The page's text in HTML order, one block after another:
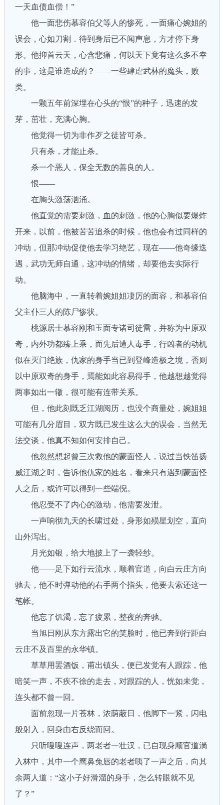
一天血债血偿！”
他一面悲伤慕容伯父等人的惨死，一面痛心婉姐的
误会，心如刀割．待到身后已不闻声息，方才停下身
形。他抑首云天，心含悲痛，何以天下竟有这么多不幸
的事，这是谁造成的？——一些肆虐武林的魔头，败
类。
一颗五年前深埋在心头的“恨”的种子，迅速的发
芽，茁壮，充满心胸。
他觉得一切为非作歹之徒皆可杀。
只有杀，才能止杀。
杀一个恶人，保全无数的善良的人。
恨——
在胸头激荡汹涌。
他直觉的需要刺激，血的刺激，他的心胸似要爆炸
开来，以前，他被苦苦追杀的时候，他也会有过同样的
冲动，但那冲动促使他去学习绝艺，现在——他奇缘迭
遇，武功无师自通，这冲动的情绪，却要他去实际行
动。
他脑海中，一直转着婉姐姐凄厉的面容，和慕容伯
父主仆三人的陈尸惨状。
桃源居士慕容刚和玉面专诸司徒雷，并称为中原双
奇，内外功都臻上乘，而先后遭人毒手，行凶者的动机
似在灭门绝族，仇家的身手当已到登峰造极之境，否则
以中原双奇的身手，焉能如此容易得手，他越想越觉得
两事如出一辙，很可能有连带关系。
但，他此刻既乏江湖阅历，也没个商量处，婉姐姐
可能有几分眉目，双方既已发生这么大的误会，当然无
法交谈，他真不知如何安排自己。
他忽然想起曾三次救他的蒙面怪人，说过当铁笛扬
威江湖之时，告诉他仇家的姓名，看来只有遇到蒙面怪
人之后，或许可以得到一些端倪。
他忍受不了内心的激动，他需要发泄。
一声响彻九天的长啸过处，身形如殒星划空，直向
山外泻出。
月光如银，给大地披上了一袭轻纱。
他——足下如行云流水，顺着官道，向白云庄方向
驰去，他不时弹动他的右手两个指头，他要去索还这一
笔帐。
他忘了饥渴，忘了疲累，整夜的奔驰。
当旭日刚从东方露出它的笑脸时，他已奔到行距白
云庄不及百里的永华镇。
草草用罢酒饭，甫出镇头，便已发觉有人跟踪，他
暗笑一声，不疾不徐的走去，对跟踪的人，恍如未觉，
连头都不曾一回。
面前忽现一片苍林，浓荫蔽日，他脚下一紧，闪电
般射入，回身由右反绕而回。
只听嗖嗖连声，两老者一壮汉，已自现身顺官道淌
入林中，其中一个鹰鼻兔唇的老者咦了一声之后，向其
余两人道：“这小子好滑溜的身手，怎么转眼就不见
了？”